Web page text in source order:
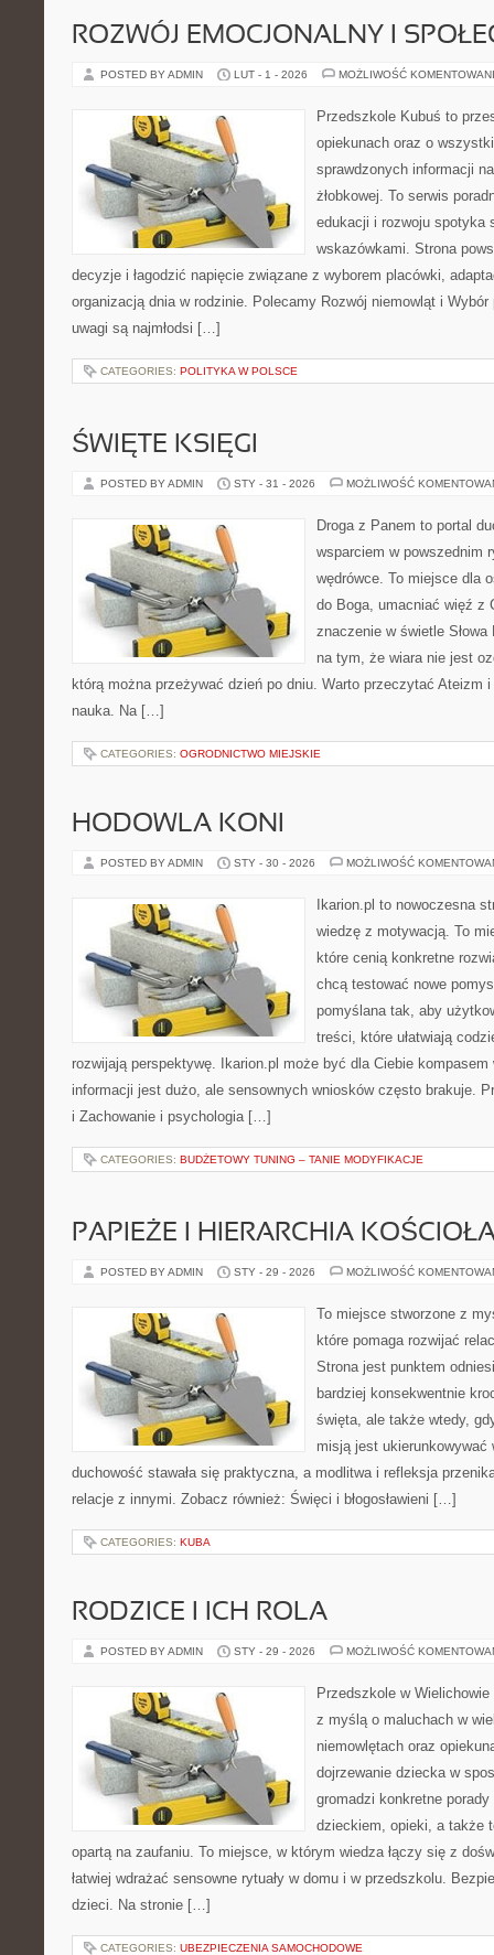
ROZWÓJ EMOCJONALNY I
POSTED BY ADMIN LUT - 1 - 2026 MOŻLIWOŚĆ
Przedszkole Kubuś to
opiekunach oraz o
sprawdzonych informacji
żłobkowej. To serwis
edukacji i rozwoju spotyka
wskazówkami. Strona
decyzje i łagodzić napięcie związane z wyborem placówki,
organizacją dnia w rodzinie. Polecamy Rozwój niemowląt i
uwagi są najmłodsi […]
CATEGORIES: POLITYKA W POLSCE
ŚWIĘTE KSIĘGI
POSTED BY ADMIN STY - 31 - 2026 MOŻLIWOŚĆ
Droga z Panem to portal
wsparciem w powszednim
wędrówce. To miejsce dla
do Boga, umacniać więź z
znaczenie w świetle Słowa
na tym, że wiara nie jest
którą można przeżywać dzień po dniu. Warto przeczytać Ateizm
nauka. Na […]
CATEGORIES: OGRODNICTWO MIEJSKIE
HODOWLA KONI
POSTED BY ADMIN STY - 30 - 2026 MOŻLIWOŚĆ
Ikarion.pl to nowoczesna
wiedzę z motywacją. To
które cenią konkretne
chcą testować nowe
pomyślana tak, aby
treści, które ułatwiają
rozwijają perspektywę. Ikarion.pl może być dla Ciebie
informacji jest dużo, ale sensownych wniosków często brakuje.
i Zachowanie i psychologia […]
CATEGORIES: BUDŻETOWY TUNING – TANIE MODYFIKACJE
PAPIEŻE I HIERARCHIA
POSTED BY ADMIN STY - 29 - 2026 MOŻLIWOŚĆ
To miejsce stworzone z
które pomaga rozwijać
Strona jest punktem
bardziej konsekwentnie
święta, ale także wtedy,
misją jest ukierunkowywać
duchowość stawała się praktyczna, a modlitwa i refleksja
relacje z innymi. Zobacz również: Święci i błogosławieni […]
CATEGORIES: KUBA
RODZICE I ICH ROLA
POSTED BY ADMIN STY - 29 - 2026 MOŻLIWOŚĆ
Przedszkole w
z myślą o maluchach w
niemowlętach oraz
dojrzewanie dziecka w
gromadzi konkretne
dzieckiem, opieki, a także
opartą na zaufaniu. To miejsce, w którym wiedza łączy się z
łatwiej wdrażać sensowne rytuały w domu i w przedszkolu.
dzieci. Na stronie […]
CATEGORIES: UBEZPIECZENIA SAMOCHODOWE